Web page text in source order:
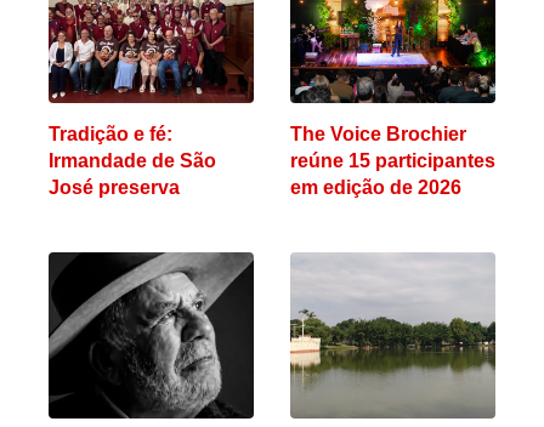
Tradição e fé:
Irmandade de São
José preserva
de dois séculos
The Voice Brochier
reúne 15 participantes
em edição de 2026